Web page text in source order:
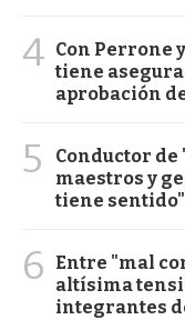
4 Con Perrone
tiene
aprobación
5
Conductor de
maestros y
tiene sentido"
6
Entre "mal
altísima
integrantes